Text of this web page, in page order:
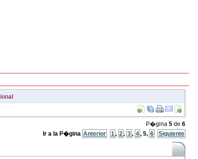
P�gina 5 de 6
Ir a la P�gina Anterior 1, 2, 3, 4, 5, 6 Siguiente